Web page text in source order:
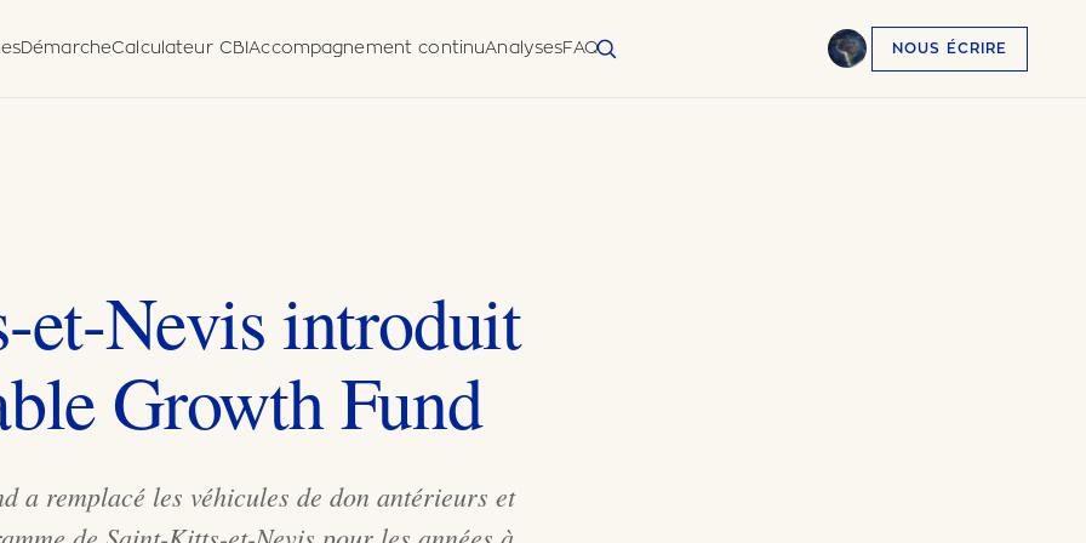
DémarcheCalculateur CBI Accompagnement continuAnalysesFAQ NOUS ÉCRIRE
et-Nevis introduit
Growth Fund
a remplacé les véhicules de don antérieurs et